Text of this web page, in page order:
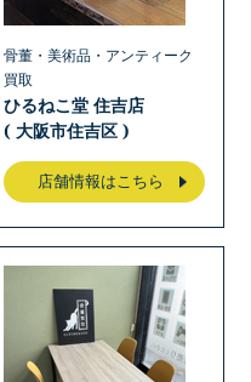
骨董・美術品・アンティーク
買取
ひるねこ堂 住吉店
( 大阪市住吉区 )
店舗情報はこちら